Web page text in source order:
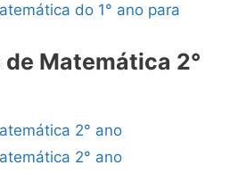
do 1° ano para
Matemática 2°
2° ano
2° ano